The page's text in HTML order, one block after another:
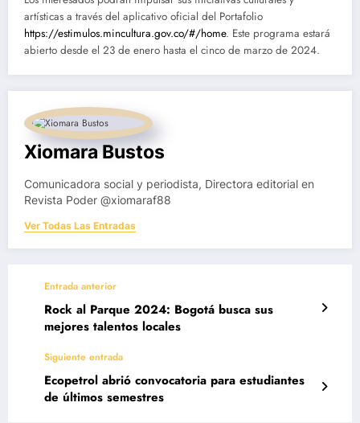
artísticas a través del aplicativo oficial del Portafolio
https://estimulos.mincultura.gov.co/#/home. Este programa estará
abierto desde el 23 de enero hasta el cinco de marzo de 2024.
Xiomara Bustos
Comunicadora social y periodista, Directora editorial en
Revista Poder @xiomaraf88
Ver Todas Las Entradas
Entrada anterior
Rock al Parque 2024: Bogotá busca sus
mejores talentos locales
Siguiente entrada
Ecopetrol abrió convocatoria para estudiantes
de últimos semestres